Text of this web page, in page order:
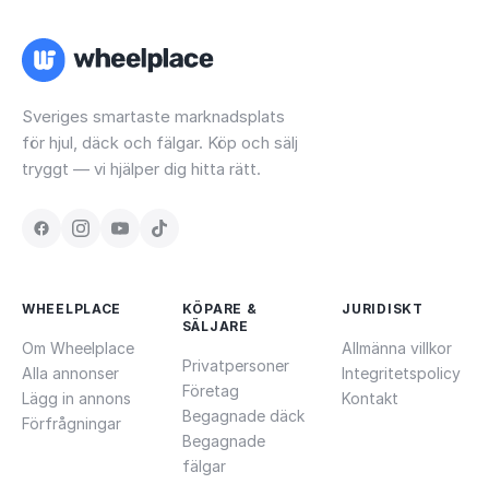
Sveriges smartaste marknadsplats
för hjul, däck och fälgar. Köp och sälj
tryggt — vi hjälper dig hitta rätt.
WHEELPLACE
Om Wheelplace
Alla annonser
Lägg in annons
Förfrågningar
KÖPARE &
SÄLJARE
Privatpersoner
Företag
Begagnade däck
Begagnade
fälgar
JURIDISKT
Allmänna villkor
Integritetspolicy
Kontakt